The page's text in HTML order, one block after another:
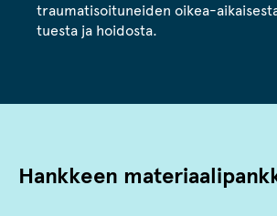
traumatisoituneiden oikea-
tuesta ja hoidosta.
Hankkeen